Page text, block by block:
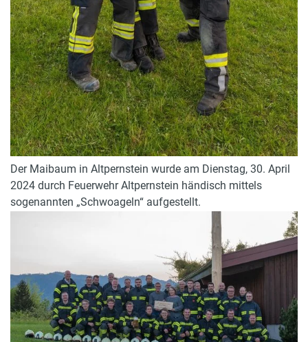
Der Maibaum in Altpernstein wurde am Dienstag, 30. April
2024 durch Feuerwehr Altpernstein händisch mittels
sogenannten „Schwoageln“ aufgestellt.